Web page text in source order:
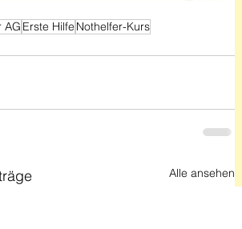
AG Erste Hilfe Nothelfer-Kurs
Alle ansehen